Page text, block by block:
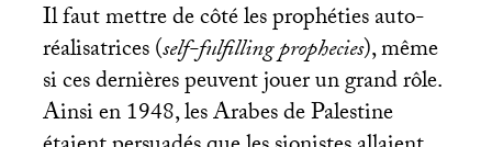
Il faut mettre de côté les prophéties auto-
réalisatrices (self-fulfilling prophecies), même
si ces dernières peuvent jouer un grand rôle.
Ainsi en 1948, les Arabes de Palestine